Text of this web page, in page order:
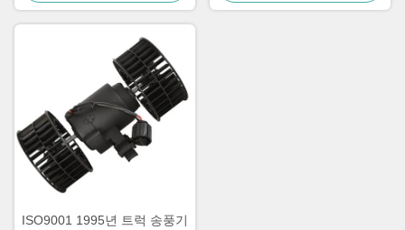
ISO9001 1995년 트럭 송풍기